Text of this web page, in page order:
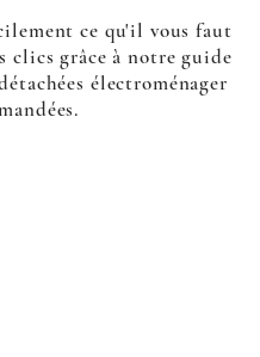
ce qu'il vous faut
clics grâce à notre guide
électroménager